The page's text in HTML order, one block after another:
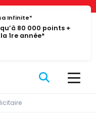
Infinite*
80 000 points +
1re année*